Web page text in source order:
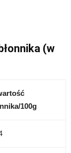
(w
100g